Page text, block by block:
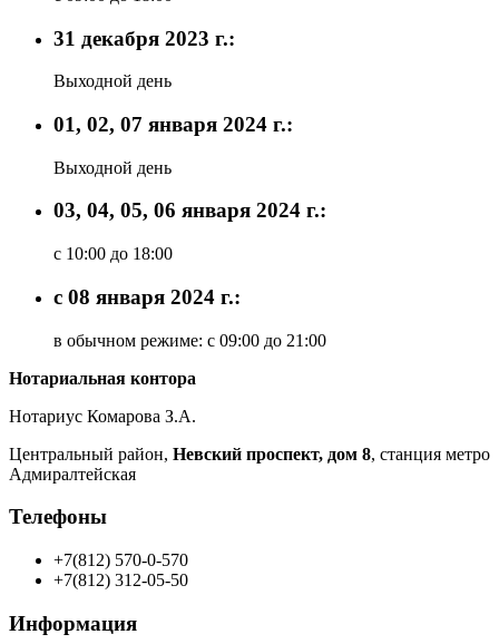
31 декабря 2023 г.:
Выходной день
01, 02, 07 января 2024 г.:
Выходной день
03, 04, 05, 06 января 2024 г.:
с 10:00 до 18:00
с 08 января 2024 г.:
в обычном режиме: с 09:00 до 21:00
Нотариальная контора
Нотариус Комарова З.А.
Центральный район, Невский проспект, дом 8, станция метро
Адмиралтейская
Телефоны
+7(812) 570-0-570
+7(812) 312-05-50
Информация